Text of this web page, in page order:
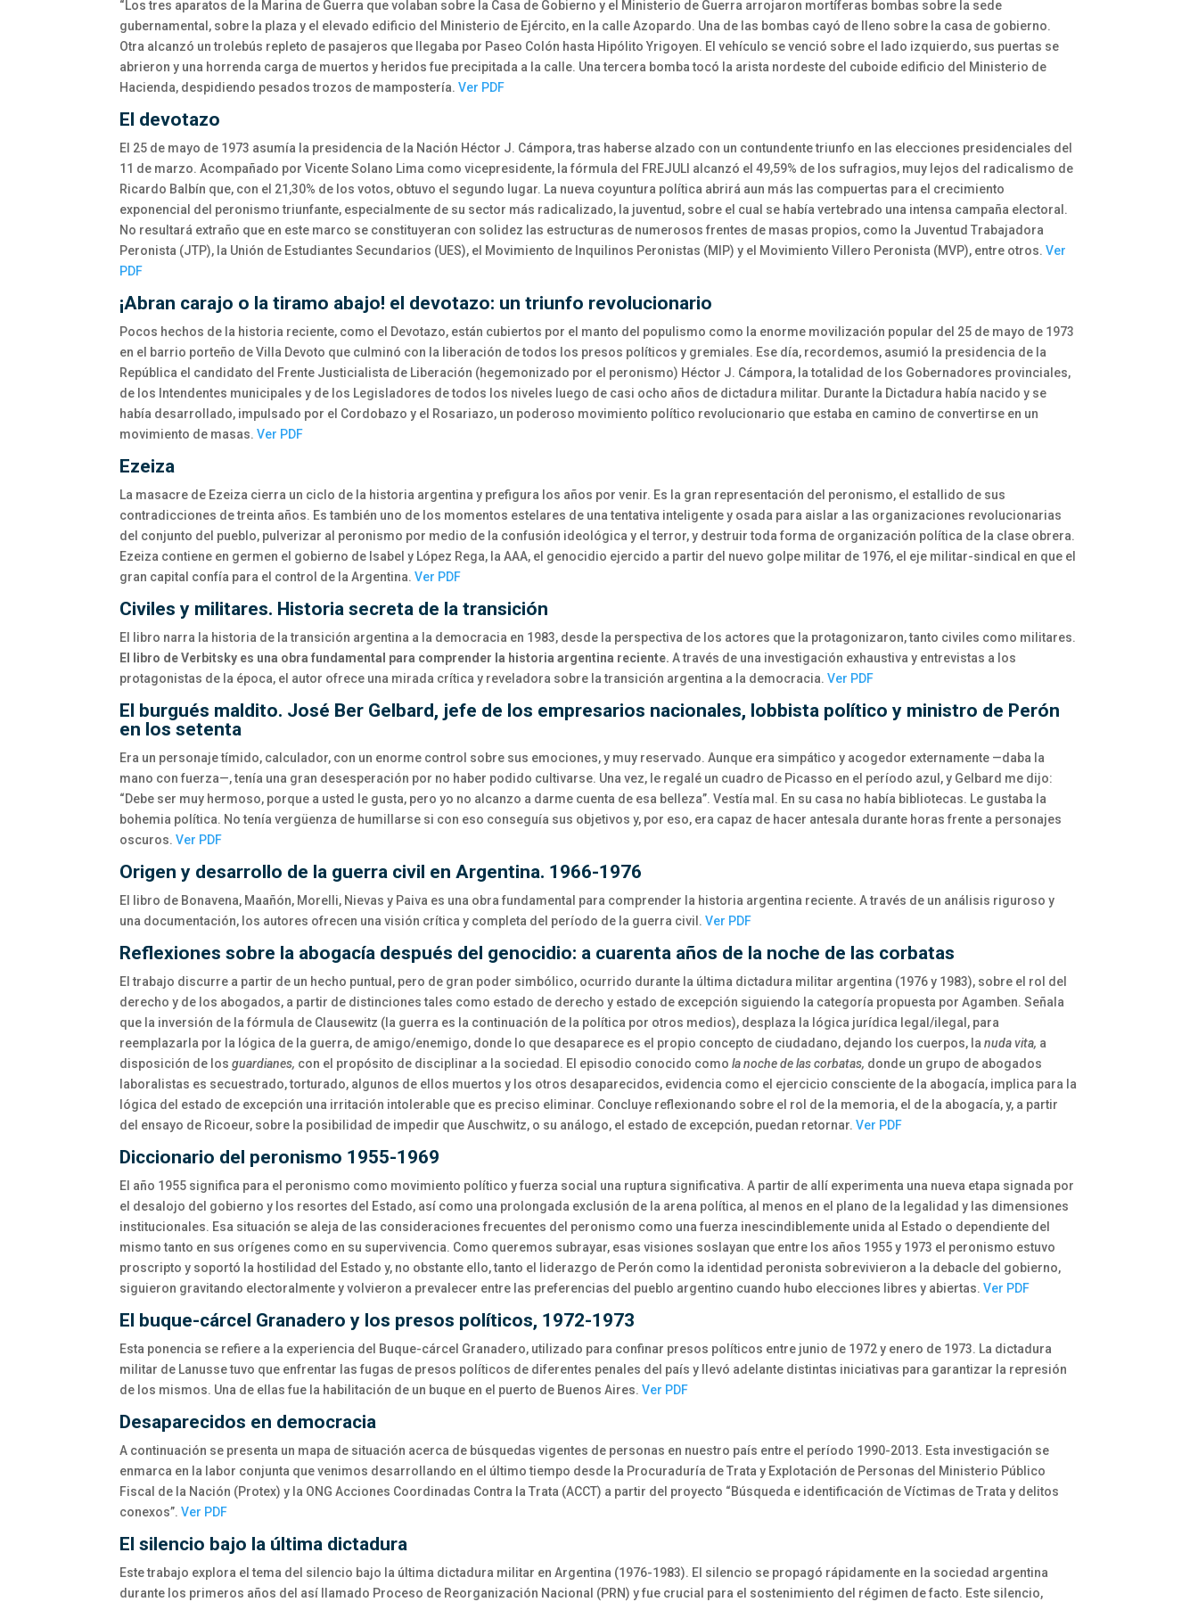
“Los tres aparatos de la Marina de Guerra que volaban sobre la Casa de Gobierno y el Ministerio de Guerra arrojaron mortíferas bombas sobre la sede
gubernamental, sobre la plaza y el elevado edificio del Ministerio de Ejército, en la calle Azopardo. Una de las bombas cayó de lleno sobre la casa de gobierno.
Otra alcanzó un trolebús repleto de pasajeros que llegaba por Paseo Colón hasta Hipólito Yrigoyen. El vehículo se venció sobre el lado izquierdo, sus puertas se
abrieron y una horrenda carga de muertos y heridos fue precipitada a la calle. Una tercera bomba tocó la arista nordeste del cuboide edificio del Ministerio de
Hacienda, despidiendo pesados trozos de mampostería.Ver PDF
El devotazo
El 25 de mayo de 1973 asumía la presidencia de la Nación Héctor J. Cámpora, tras haberse alzado con un contundente triunfo en las elecciones presidenciales del
11 de marzo. Acompañado por Vicente Solano Lima como vicepresidente, la fórmula del FREJULI alcanzó el 49,59% de los sufragios, muy lejos del radicalismo de
Ricardo Balbín que, con el 21,30% de los votos, obtuvo el segundo lugar. La nueva coyuntura política abrirá aun más las compuertas para el crecimiento
exponencial del peronismo triunfante, especialmente de su sector más radicalizado, la juventud, sobre el cual se había vertebrado una intensa campaña electoral.
No resultará extraño que en este marco se constituyeran con solidez las estructuras de numerosos frentes de masas propios, como la Juventud Trabajadora
Peronista (JTP), la Unión de Estudiantes Secundarios (UES), el Movimiento de Inquilinos Peronistas (MIP) y el Movimiento Villero Peronista (MVP), entre otros.Ver
PDF
¡Abran carajo o la tiramo abajo! el devotazo: un triunfo revolucionario
Pocos hechos de la historia reciente, como el Devotazo, están cubiertos por el manto del populismo como la enorme movilización popular del 25 de mayo de 1973
en el barrio porteño de Villa Devoto que culminó con la liberación de todos los presos políticos y gremiales. Ese día, recordemos, asumió la presidencia de la
República el candidato del Frente Justicialista de Liberación (hegemonizado por el peronismo) Héctor J. Cámpora, la totalidad de los Gobernadores provinciales,
de los Intendentes municipales y de los Legisladores de todos los niveles luego de casi ocho años de dictadura militar. Durante la Dictadura había nacido y se
había desarrollado, impulsado por el Cordobazo y el Rosariazo, un poderoso movimiento político revolucionario que estaba en camino de convertirse en un
movimiento de masas.Ver PDF
Ezeiza
La masacre de Ezeiza cierra un ciclo de la historia argentina y prefigura los años por venir. Es la gran representación del peronismo, el estallido de sus
contradicciones de treinta años. Es también uno de los momentos estelares de una tentativa inteligente y osada para aislar a las organizaciones revolucionarias
del conjunto del pueblo, pulverizar al peronismo por medio de la confusión ideológica y el terror, y destruir toda forma de organización política de la clase obrera.
Ezeiza contiene en germen el gobierno de Isabel y López Rega, la AAA, el genocidio ejercido a partir del nuevo golpe militar de 1976, el eje militar-sindical en que el
gran capital confía para el control de la Argentina.Ver PDF
Civiles y militares. Historia secreta de la transición
El libro narra la historia de la transición argentina a la democracia en 1983, desde la perspectiva de los actores que la protagonizaron, tanto civiles como militares.
El libro de Verbitsky es una obra fundamental para comprender la historia argentina reciente. A través de una investigación exhaustiva y entrevistas a los
protagonistas de la época, el autor ofrece una mirada crítica y reveladora sobre la transición argentina a la democracia.Ver PDF
El burgués maldito. José Ber Gelbard, jefe de los empresarios nacionales, lobbista político y ministro de Perón
en los setenta
Era un personaje tímido, calculador, con un enorme control sobre sus emociones, y muy reservado. Aunque era simpático y acogedor externamente —daba la
mano con fuerza—, tenía una gran desesperación por no haber podido cultivarse. Una vez, le regalé un cuadro de Picasso en el período azul, y Gelbard me dijo:
“Debe ser muy hermoso, porque a usted le gusta, pero yo no alcanzo a darme cuenta de esa belleza”. Vestía mal. En su casa no había bibliotecas. Le gustaba la
bohemia política. No tenía vergüenza de humillarse si con eso conseguía sus objetivos y, por eso, era capaz de hacer antesala durante horas frente a personajes
oscuros.Ver PDF
Origen y desarrollo de la guerra civil en Argentina. 1966-1976
El libro de Bonavena, Maañón, Morelli, Nievas y Paiva es una obra fundamental para comprender la historia argentina reciente. A través de un análisis riguroso y
una documentación, los autores ofrecen una visión crítica y completa del período de la guerra civil.Ver PDF
Reflexiones sobre la abogacía después del genocidio: a cuarenta años de la noche de las corbatas
El trabajo discurre a partir de un hecho puntual, pero de gran poder simbólico, ocurrido durante la última dictadura militar argentina (1976 y 1983), sobre el rol del
derecho y de los abogados, a partir de distinciones tales como estado de derecho y estado de excepción siguiendo la categoría propuesta por Agamben. Señala
que la inversión de la fórmula de Clausewitz (la guerra es la continuación de la política por otros medios), desplaza la lógica jurídica legal/ilegal, para
reemplazarla por la lógica de la guerra, de amigo/enemigo, donde lo que desaparece es el propio concepto de ciudadano, dejando los cuerpos, lanuda vita, a
disposición de losguardianes, con el propósito de disciplinar a la sociedad. El episodio conocido comola noche de las corbatas, donde un grupo de abogados
laboralistas es secuestrado, torturado, algunos de ellos muertos y los otros desaparecidos, evidencia como el ejercicio consciente de la abogacía, implica para la
lógica del estado de excepción una irritación intolerable que es preciso eliminar. Concluye reflexionando sobre el rol de la memoria, el de la abogacía, y, a partir
del ensayo de Ricoeur, sobre la posibilidad de impedir que Auschwitz, o su análogo, el estado de excepción, puedan retornar.Ver PDF
Diccionario del peronismo 1955-1969
El año 1955 significa para el peronismo como movimiento político y fuerza social una ruptura significativa. A partir de allí experimenta una nueva etapa signada por
el desalojo del gobierno y los resortes del Estado, así como una prolongada exclusión de la arena política, al menos en el plano de la legalidad y las dimensiones
institucionales. Esa situación se aleja de las consideraciones frecuentes del peronismo como una fuerza inescindiblemente unida al Estado o dependiente del
mismo tanto en sus orígenes como en su supervivencia. Como queremos subrayar, esas visiones soslayan que entre los años 1955 y 1973 el peronismo estuvo
proscripto y soportó la hostilidad del Estado y, no obstante ello, tanto el liderazgo de Perón como la identidad peronista sobrevivieron a la debacle del gobierno,
siguieron gravitando electoralmente y volvieron a prevalecer entre las preferencias del pueblo argentino cuando hubo elecciones libres y abiertas.Ver PDF
El buque-cárcel Granadero y los presos políticos, 1972-1973
Esta ponencia se refiere a la experiencia del Buque-cárcel Granadero, utilizado para confinar presos políticos entre junio de 1972 y enero de 1973. La dictadura
militar de Lanusse tuvo que enfrentar las fugas de presos políticos de diferentes penales del país y llevó adelante distintas iniciativas para garantizar la represión
de los mismos. Una de ellas fue la habilitación de un buque en el puerto de Buenos Aires.Ver PDF
Desaparecidos en democracia
A continuación se presenta un mapa de situación acerca de búsquedas vigentes de personas en nuestro país entre el período 1990-2013. Esta investigación se
enmarca en la labor conjunta que venimos desarrollando en el último tiempo desde la Procuraduría de Trata y Explotación de Personas del Ministerio Público
Fiscal de la Nación (Protex) y la ONG Acciones Coordinadas Contra la Trata (ACCT) a partir del proyecto “Búsqueda e identificación de Víctimas de Trata y delitos
conexos”.Ver PDF
El silencio bajo la última dictadura
Este trabajo explora el tema del silencio bajo la última dictadura militar en Argentina (1976-1983). El silencio se propagó rápidamente en la sociedad argentina
durante los primeros años del así llamado Proceso de Reorganización Nacional (PRN) y fue crucial para el sostenimiento del régimen de facto. Este silencio,